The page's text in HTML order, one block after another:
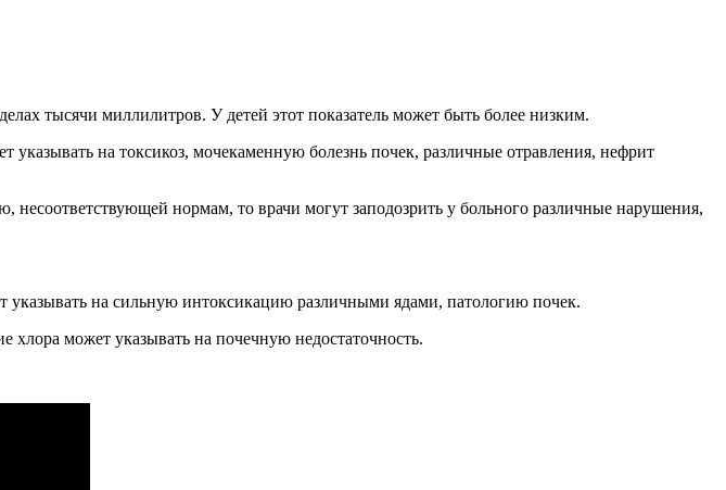
тысячи миллилитров. У детей этот показатель может быть более низким.
на токсикоз, мочекаменную болезнь почек, различные отравления, нефрит
нормам, то врачи могут заподозрить у больного различные нарушения,
на сильную интоксикацию различными ядами, патологию почек.
может указывать на почечную недостаточность.